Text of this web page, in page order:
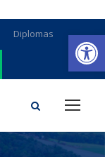
Diplomas